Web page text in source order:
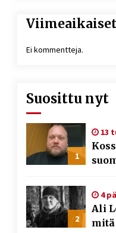
Ei kommentteja.
Suosittu nyt
1
13
2
4
Ali